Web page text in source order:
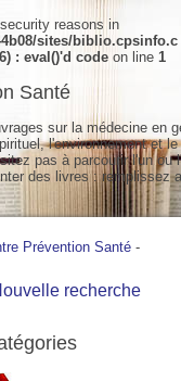
reasons in
sites/biblio.cpsinfo.c
: eval()'d code on line 1
Prévention Santé -
recherche
Santé
sur la médecine en
l'environnement et
pas à parcourir l'un
des livres : remplissez